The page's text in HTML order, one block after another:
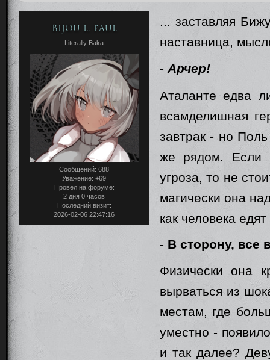
Bijou L. Paul
Literally Baka
Сообщений: 688
Уважение: +69
Провел на форуме:
2 дня 0 часов
Последний визит:
2026-02-06 22:47:16
... заставляя
наставница,
- Арчер!
Аталанте едва
всамделишная
завтрак - но
же рядом. Если
угроза, то не
магически она
как человека
- В сторону, все
Физически она
вырваться из
местам, где
уместно -
и так далее?